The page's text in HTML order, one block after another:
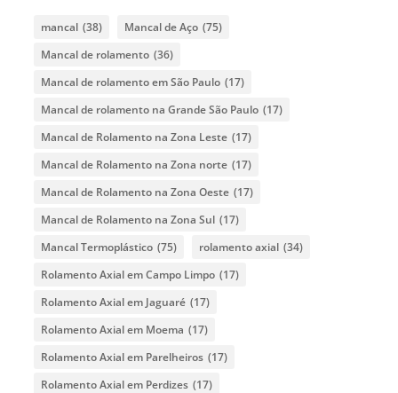
mancal (38) Mancal de Aço (75)
Mancal de rolamento (36)
Mancal de rolamento em São Paulo (17)
Mancal de rolamento na Grande São Paulo (17)
Mancal de Rolamento na Zona Leste (17)
Mancal de Rolamento na Zona norte (17)
Mancal de Rolamento na Zona Oeste (17)
Mancal de Rolamento na Zona Sul (17)
Mancal Termoplástico (75) rolamento axial (34)
Rolamento Axial em Campo Limpo (17)
Rolamento Axial em Jaguaré (17)
Rolamento Axial em Moema (17)
Rolamento Axial em Parelheiros (17)
Rolamento Axial em Perdizes (17)